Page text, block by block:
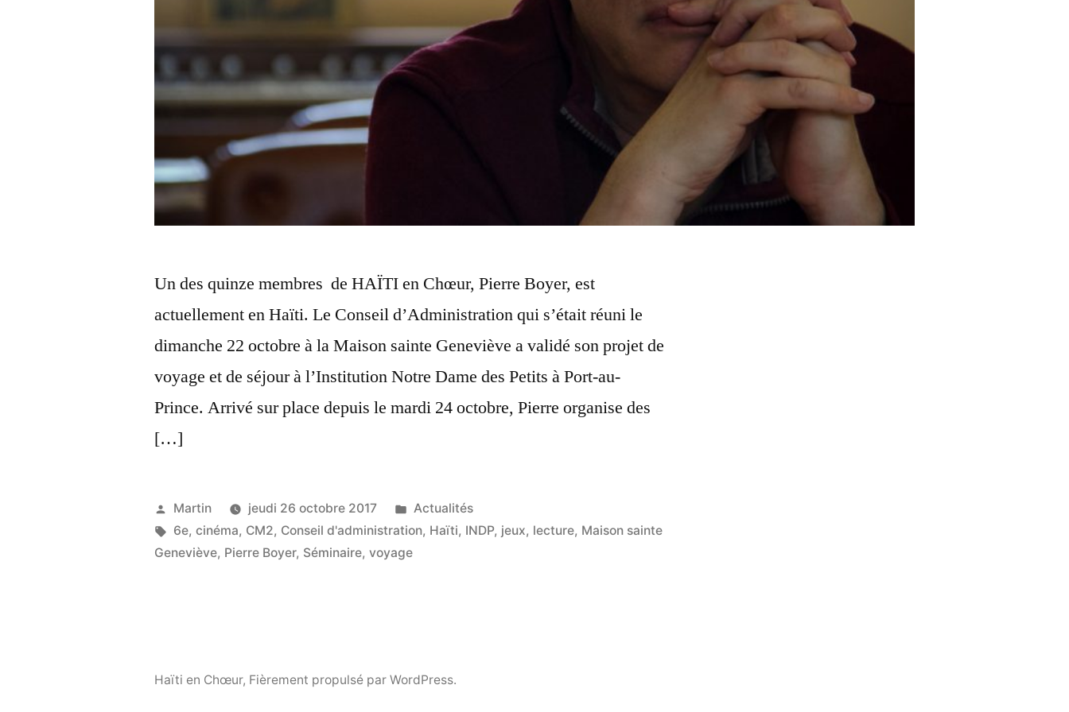
Un des quinze membres de HAÏTI en Chœur, Pierre Boyer, est
actuellement en Haïti. Le Conseil d’Administration qui s’était réuni le
dimanche 22 octobre à la Maison sainte Geneviève a validé son projet de
voyage et de séjour à l’Institution Notre Dame des Petits à Port-au-
Prince. Arrivé sur place depuis le mardi 24 octobre, Pierre organise des
[…]
Publié
par
Martin jeudi 26 octobre 2017
Publié
dans
Actualités
Étiquettes :
6e,cinéma, CM2, Conseil d'administration, Haïti, INDP, jeux, lecture, Maison sainte
Geneviève, Pierre Boyer, Séminaire,voyage
Haïti en Chœur, Fièrement propulsé par WordPress.